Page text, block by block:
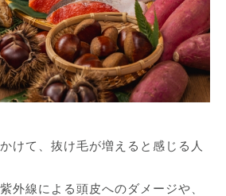
けて、抜け毛が増えると感じる人
外線による頭皮へのダメージや、